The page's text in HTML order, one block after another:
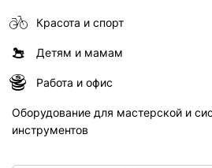
Красота и спорт
Детям и мамам
Работа и офис
Оборудование для мастерской и
инструментов